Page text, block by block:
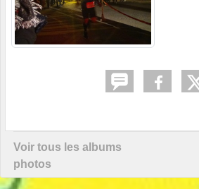
Voir tous les albums
photos